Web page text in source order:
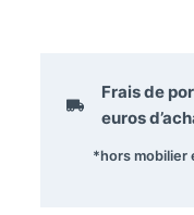
Frais de
euros
*hors mobilier